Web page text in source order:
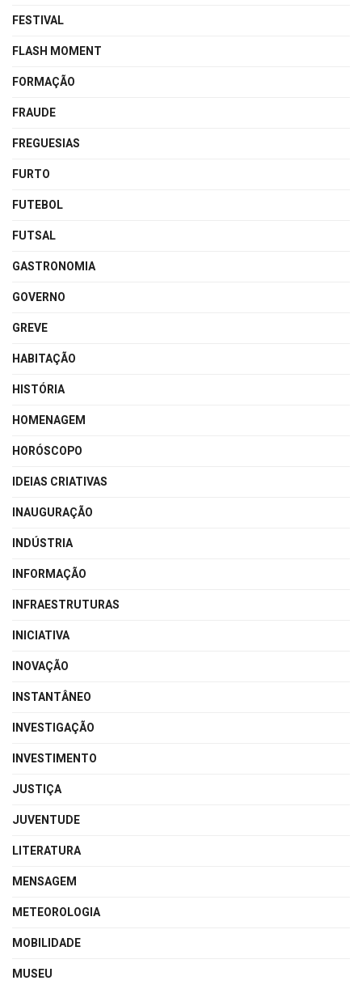
FESTIVAL
FLASH MOMENT
FORMAÇÃO
FRAUDE
FREGUESIAS
FURTO
FUTEBOL
FUTSAL
GASTRONOMIA
GOVERNO
GREVE
HABITAÇÃO
HISTÓRIA
HOMENAGEM
HORÓSCOPO
IDEIAS CRIATIVAS
INAUGURAÇÃO
INDÚSTRIA
INFORMAÇÃO
INFRAESTRUTURAS
INICIATIVA
INOVAÇÃO
INSTANTÂNEO
INVESTIGAÇÃO
INVESTIMENTO
JUSTIÇA
JUVENTUDE
LITERATURA
MENSAGEM
METEOROLOGIA
MOBILIDADE
MUSEU